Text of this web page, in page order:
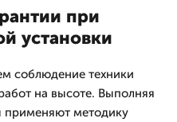
при
установки
соблюдение техники
на высоте. Выполняя
применяют методику